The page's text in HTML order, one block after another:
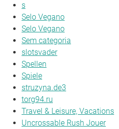
s
Selo Vegano
Selo Vegano
Sem categoria
slotsvader
Spellen
Spiele
struzyna.de3
torg94.ru
Travel & Leisure, Vacations
Uncrossable Rush Jouer